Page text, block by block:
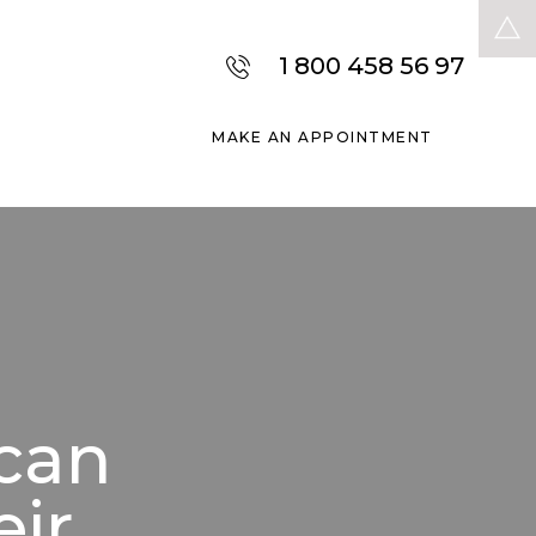
1 800 458 56 97
MAKE AN APPOINTMENT